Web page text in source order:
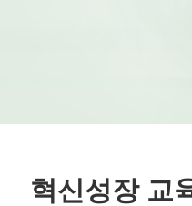
혁신성장 교